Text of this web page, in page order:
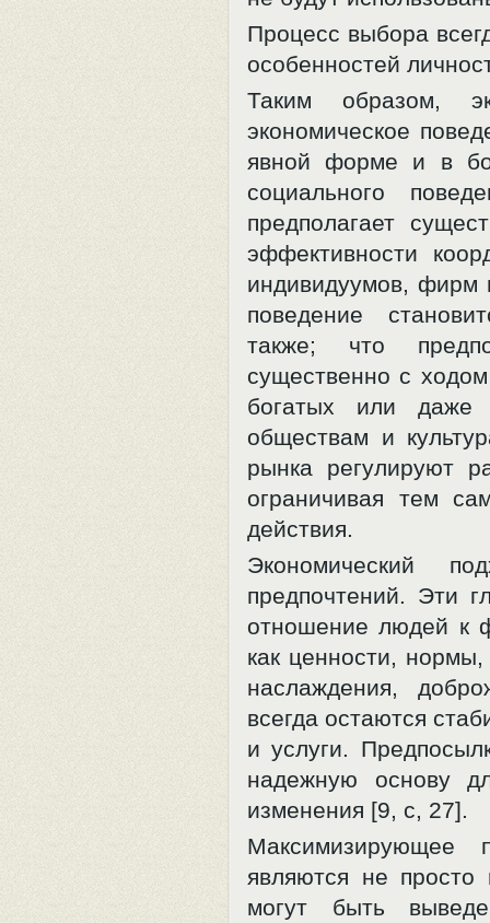
Процесс выбора
особенностей
Таким образом,
экономическое
явной форме и в
социального
предполагает
эффективности
индивидуумов, фирм
поведение
также; что
существенно с
богатых или
обществам и
рынка регулируют
ограничивая тем
действия.
Экономический
предпочтений. Эти
отношение людей к
как ценности,
наслаждения,
всегда остаются
и услуги.
надежную основу
изменения [9, с, 27].
Максимизирующее
являются не
могут быть